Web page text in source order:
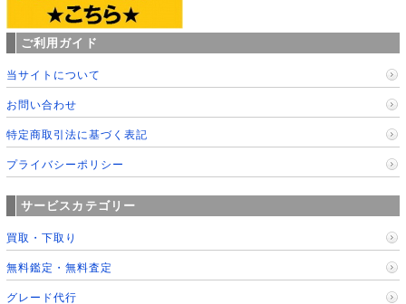
ご利用ガイド
当サイトについて
お問い合わせ
特定商取引法に基づく表記
プライバシーポリシー
サービスカテゴリー
買取・下取り
無料鑑定・無料査定
グレード代行